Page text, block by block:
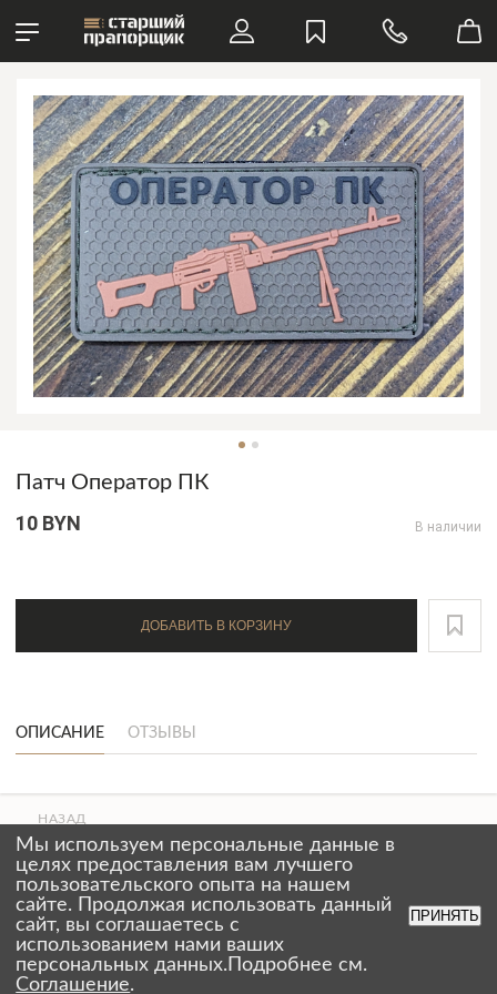
Патч Оператор ПК
10 BYN В наличии
ДОБАВИТЬ В КОРЗИНУ
ОПИСАНИЕ ОТЗЫВЫ
НАЗАД
СТРАНИЦЫ
prapornato@gmail.com
Мы используем персональные данные в
целях предоставления вам лучшего
пользовательского опыта на нашем
сайте. Продолжая использовать данный
сайт, вы соглашаетесь с
использованием нами ваших
персональных данных.Подробнее см.
Соглашение.
ПРИНЯТЬ